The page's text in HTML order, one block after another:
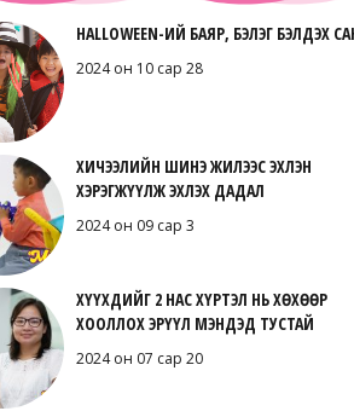
HALLOWEEN-ИЙ БАЯР, БЭЛЭГ БЭЛДЭХ
2024 он 10 сар 28
ХИЧЭЭЛИЙН ШИНЭ ЖИЛЭЭС ЭХЛЭН
ХЭРЭГЖҮҮЛЖ ЭХЛЭХ ДАДАЛ
2024 он 09 сар 3
ХҮҮХДИЙГ 2 НАС ХҮРТЭЛ НЬ ХӨХӨӨР
ХООЛЛОХ ЭРҮҮЛ МЭНДЭД ТУСТАЙ
2024 он 07 сар 20